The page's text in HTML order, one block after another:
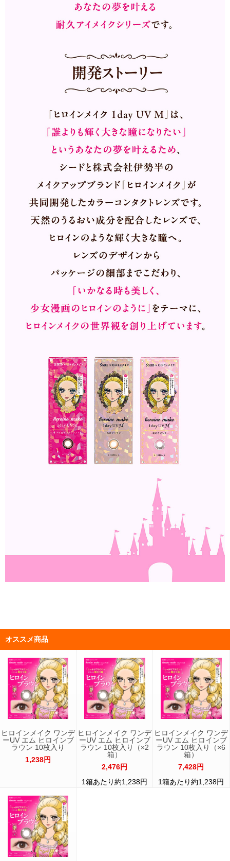
オススメ商品
ヒロインメイク ワンデ
ーUV エム ヒロインブ
ラウン 10枚入り
1,238円
ヒロインメイク ワンデ
ーUV エム ヒロインブ
ラウン 10枚入り（×2
箱）
2,476円
1箱あたり約1,238円
ヒロインメイク ワンデ
ーUV エム ヒロインブ
ラウン 10枚入り（×6
箱）
7,428円
1箱あたり約1,238円